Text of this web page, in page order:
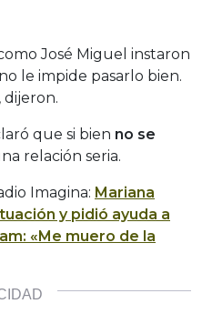
José Miguel instaron
le impide pasarlo bien.
dijeron.
que si bien no se
relación seria.
Imagina: Mariana
y pidió ayuda a
«Me muero de la